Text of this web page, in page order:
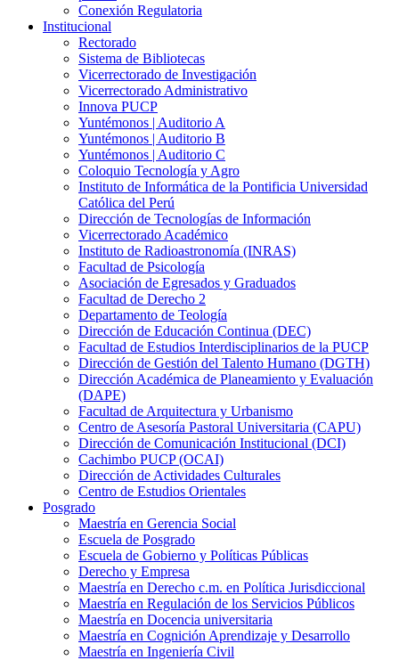
Conexión Regulatoria
Institucional
Rectorado
Sistema de Bibliotecas
Vicerrectorado de Investigación
Vicerrectorado Administrativo
Innova PUCP
Yuntémonos | Auditorio A
Yuntémonos | Auditorio B
Yuntémonos | Auditorio C
Coloquio Tecnología y Agro
Instituto de Informática de la Pontificia Universidad
Católica del Perú
Dirección de Tecnologías de Información
Vicerrectorado Académico
Instituto de Radioastronomía (INRAS)
Facultad de Psicología
Asociación de Egresados y Graduados
Facultad de Derecho 2
Departamento de Teología
Dirección de Educación Continua (DEC)
Facultad de Estudios Interdisciplinarios de la PUCP
Dirección de Gestión del Talento Humano (DGTH)
Dirección Académica de Planeamiento y Evaluación
(DAPE)
Facultad de Arquitectura y Urbanismo
Centro de Asesoría Pastoral Universitaria (CAPU)
Dirección de Comunicación Institucional (DCI)
Cachimbo PUCP (OCAI)
Dirección de Actividades Culturales
Centro de Estudios Orientales
Posgrado
Maestría en Gerencia Social
Escuela de Posgrado
Escuela de Gobierno y Políticas Públicas
Derecho y Empresa
Maestría en Derecho c.m. en Política Jurisdiccional
Maestría en Regulación de los Servicios Públicos
Maestría en Docencia universitaria
Maestría en Cognición Aprendizaje y Desarrollo
Maestría en Ingeniería Civil